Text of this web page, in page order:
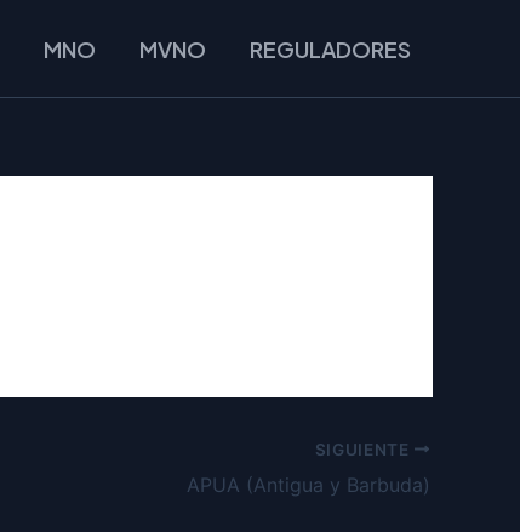
MNO MVNO REGULADORES
SIGUIENTE
APUA (Antigua y Barbuda)